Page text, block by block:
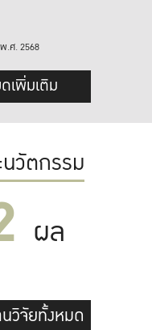
.ศ. 2568
เพิ่มเติม
วัตกรรม
ผล
วิจัยทั้งหมด